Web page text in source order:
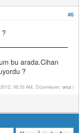
#6
?
bu arada.Cihan
?
06:33 AM, Düzenleyen: onur.)